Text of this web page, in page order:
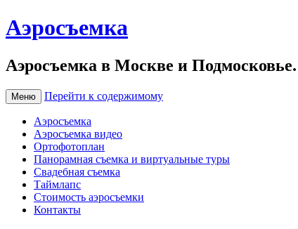
Аэросъемка
Аэросъемка в Москве и
Меню Перейти к содержимому
Аэросъемка
Аэросъемка видео
Ортофотоплан
Панорамная съемка и виртуальные туры
Свадебная съемка
Таймлапс
Стоимость аэросъемки
Контакты